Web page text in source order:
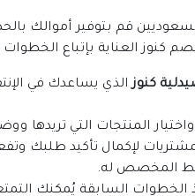
قم بتوفير أموالك
كنوز العناية بإتباع الخطوات
كنوزالذي يساعدك في
المنتجات التي تريدها
لإكمال تأكيد طلبك
المخصص له.
الخطوات السابقة يُمكنك